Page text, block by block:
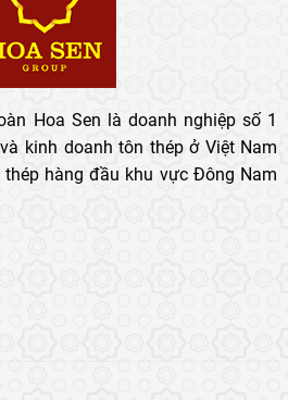
Hoa Sen là doanh nghiệp số 1
kinh doanh tôn thép ở Việt Nam
hàng đầu khu vực Đông Nam